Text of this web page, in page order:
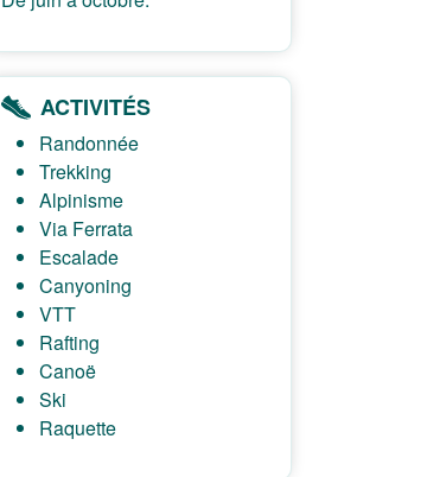
ACTIVITÉS
Randonnée
Trekking
Alpinisme
Via Ferrata
Escalade
Canyoning
VTT
Rafting
Canoë
Ski
Raquette